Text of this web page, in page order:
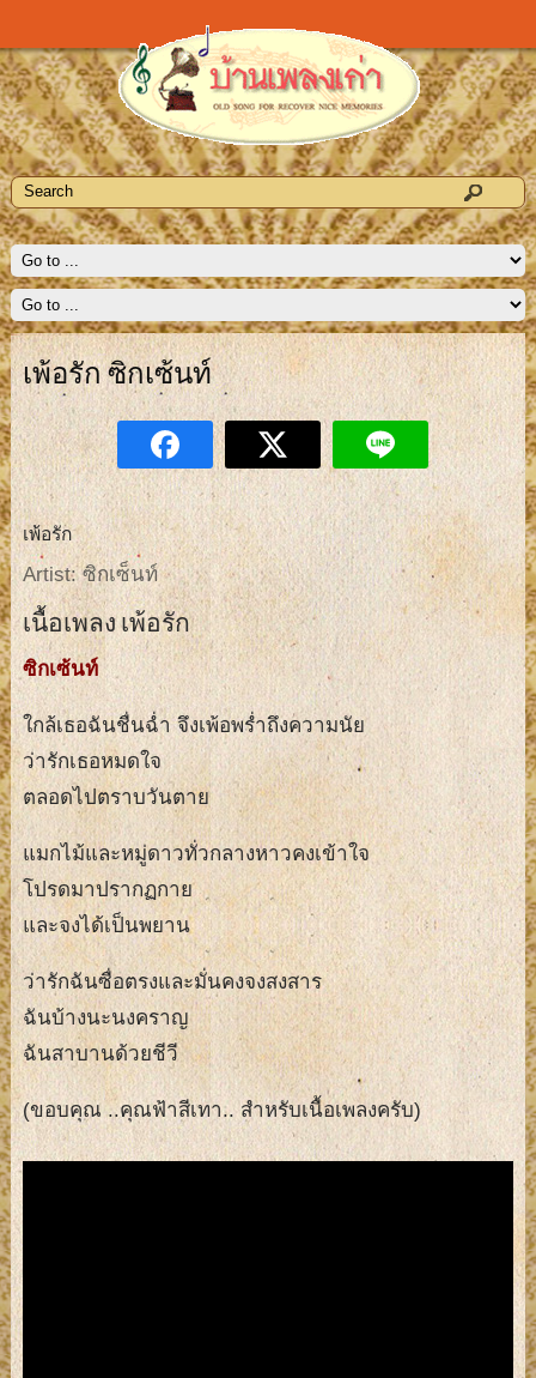
เพ้อรัก ซิกเซ้นท์
เพ้อรัก
Artist: ซิกเซ็นท์
เนื้อเพลง เพ้อรัก
ซิกเซ้นท์
ใกล้เธอฉันชื่นฉ่ำ จึงเพ้อพร่ำถึงความนัย
ว่ารักเธอหมดใจ
ตลอดไปตราบวันตาย
แมกไม้และหมู่ดาวทั่วกลางหาวคงเข้าใจ
โปรดมาปรากฏกาย
และจงได้เป็นพยาน
ว่ารักฉันซื่อตรงและมั่นคงจงสงสาร
ฉันบ้างนะนงคราญ
ฉันสาบานด้วยชีวี
(ขอบคุณ ..คุณฟ้าสีเทา.. สำหรับเนื้อเพลงครับ)